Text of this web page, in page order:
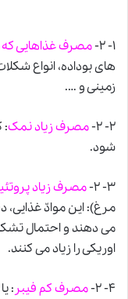
۱- ۲- مصرف غذاهایی که
های بوداده، انواع
زمینی و ….
۲- ۲- مصرف زیاد نمک:
شود.
۳- ۲- مصرف زیاد
مرغ): این موادّ غذایی،
می دهند و احتمال
اوریکی را زیاد می کنند.
۴- ۲- مصرف کم فیبر: